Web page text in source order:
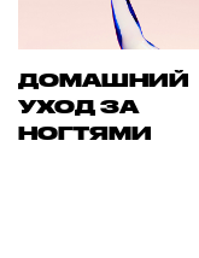
ДОМАШНИЙ
УХОД ЗА
НОГТЯМИ